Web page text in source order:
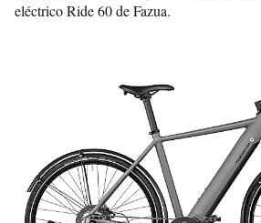
eléctrico Ride 60 de Fazua.